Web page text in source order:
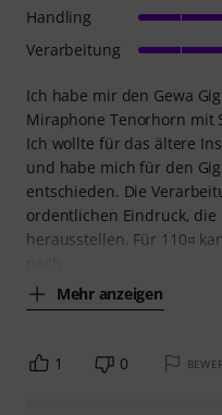
Ich habe mir den Gewa
Miraphone Tenorhorn mit
Ich wollte für das ältere
und habe mich für den
entschieden. Die
ordentlichen Eindruck,
herausstellen. Für 110¤
Mehr anzeigen
Handling
Verarbeitung
1 0